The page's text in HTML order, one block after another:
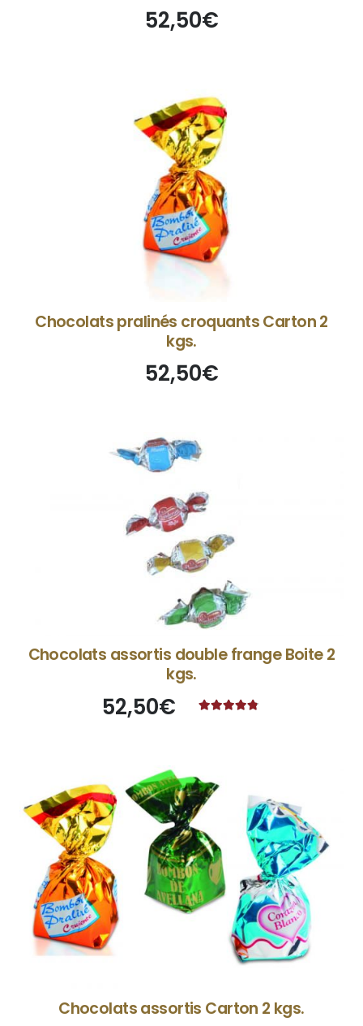
52,50€
Chocolats pralinés croquants Carton 2
kgs.
52,50€
Chocolats assortis double frange Boite 2
kgs.
52,50€
Chocolats assortis Carton 2 kgs.